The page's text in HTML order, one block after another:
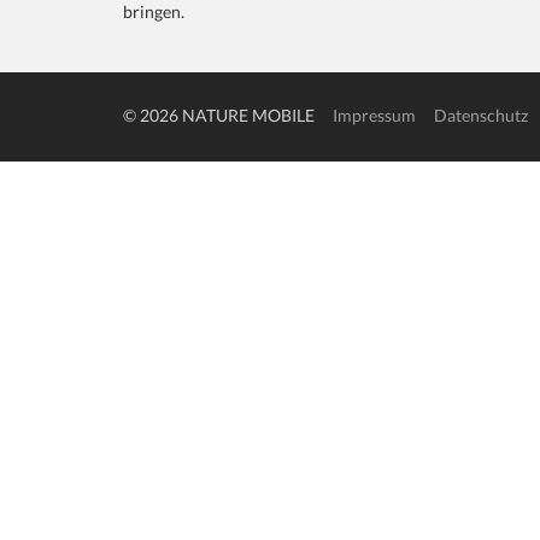
bringen.
© 2026 NATURE MOBILE Impressum Datenschutz